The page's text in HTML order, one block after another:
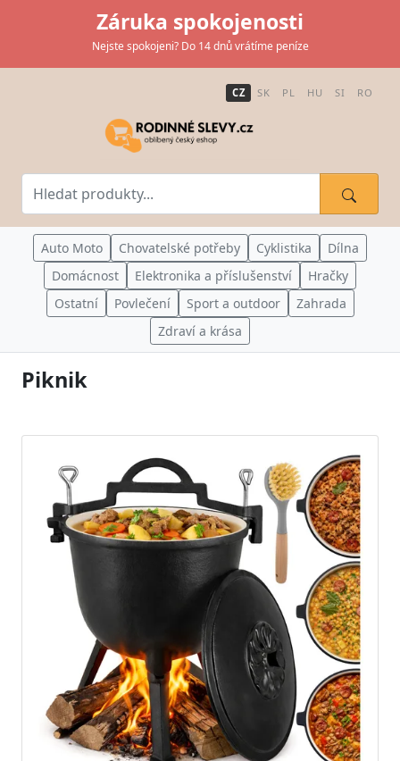
Záruka spokojenosti
Nejste spokojeni? Do 14 dnů vrátíme peníze
CZ SK PL HU SI RO
Auto Moto Chovatelské potřeby Cyklistika
Dílna
Domácnost
Elektronika a příslušenství
Hračky
Ostatní
Povlečení Sport a outdoor
Zahrada
Zdraví a krása
Piknik